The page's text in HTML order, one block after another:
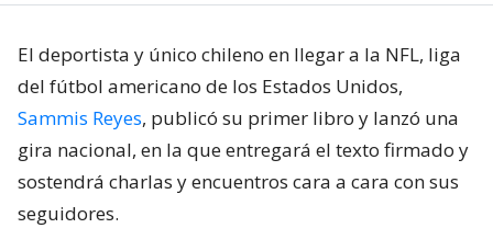
El deportista y único chileno en llegar a la NFL, liga
del fútbol americano de los Estados Unidos,
Sammis Reyes, publicó su primer libro y lanzó una
gira nacional, en la que entregará el texto firmado y
sostendrá charlas y encuentros cara a cara con sus
seguidores.